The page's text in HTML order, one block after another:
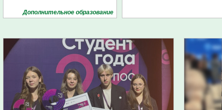
Дополнительное образование